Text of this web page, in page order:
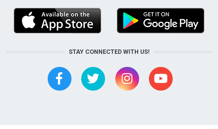
STAY CONNECTED WITH US!